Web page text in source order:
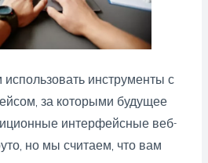
инструменты с
за которыми будущее
интерфейсные веб-
но мы считаем, что вам